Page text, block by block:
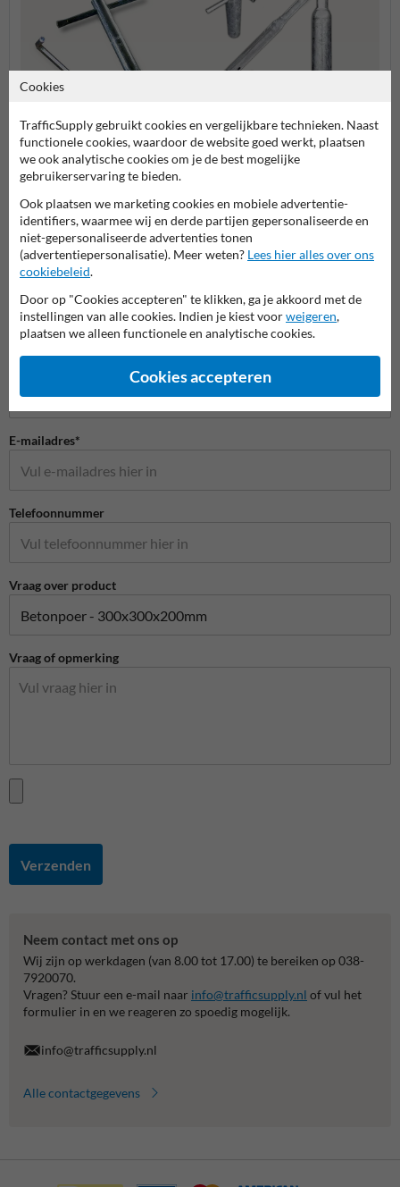
Gereedschappen en
toebehoren
Flespalen
Stel je vraag aan RookvrijTerrein.nl
Naam*
E-mailadres*
Telefoonnummer
Vraag over product
Vraag of opmerking
Verzenden
Neem contact met ons op
Wij zijn op werkdagen (van 8.00 tot 17.00) te bereiken op 038-
7920070.
Vragen? Stuur een e-mail naar info@trafficsupply.nl of vul het
formulier in en we reageren zo spoedig mogelijk.
info@trafficsupply.nl
Alle contactgegevens
Cookies
TrafficSupply gebruikt cookies en vergelijkbare technieken. Naast
functionele cookies, waardoor de website goed werkt, plaatsen
we ook analytische cookies om je de best mogelijke
gebruikerservaring te bieden.
Ook plaatsen we marketing cookies en mobiele advertentie-
identifiers, waarmee wij en derde partijen gepersonaliseerde en
niet-gepersonaliseerde advertenties tonen
(advertentiepersonalisatie). Meer weten? Lees hier alles over ons
cookiebeleid.
Door op "Cookies accepteren" te klikken, ga je akkoord met de
instellingen van alle cookies. Indien je kiest voorweigeren,
plaatsen we alleen functionele en analytische cookies.
Cookies accepteren